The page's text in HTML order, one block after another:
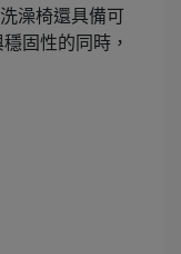
澡椅還具備可
固性的同時，